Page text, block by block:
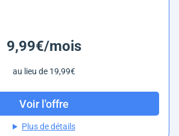
9,99€/mois
au lieu de 19,99€
Voir l'offre
Plus de détails